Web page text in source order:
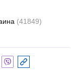
(41849)